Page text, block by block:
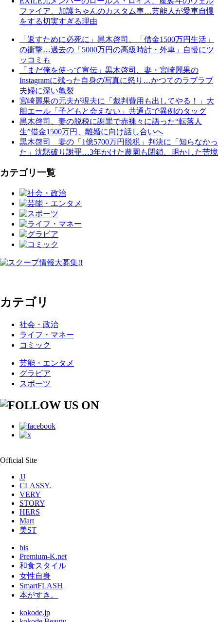
ファイア、加護ちゃんのカスタム車…芸能人が愛車自慢
をする切実すぎる理由
「返すために必死に」黒木啓司、「借金1500万円生活」
の衝撃…過去の「5000万円の高級時計・外車」自慢にツ
ッコミも
「まだ俺を使って宣伝」黒木啓司、妻・宮崎麗果の
Instagramに残った自身の写真に怒り…かつてのラブラブ
夫婦に深い亀裂
宮崎麗果の元夫が現夫に「裁判費用も出してやる！」大
胆エール「子どもと会えない」共通点で異例のタッグ
黒木啓司、妻の脱税に謝罪で赤裸々に語った“転落人
生”借金1500万円、離婚に向け話し合いへ
黒木啓司 妻の「1億5700万円脱税」判決に「知らなかっ
た」沈黙破り謝罪…3年かけた農園も閉鎖、明かした苦境
カテゴリ一覧
カテゴリ
社会・政治
ライフ・マネー
コミック
芸能・エンタメ
グラビア
スポーツ
Official Site
JJ
CLASSY.
VERY
STORY
HERS
Mart
美ST
bis
Premium-K.net
和食スタイル
女性自身
SmartFLASH
本がすき。
kokode.jp